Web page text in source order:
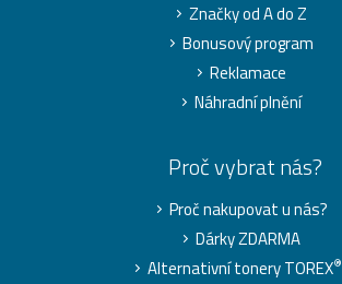
Značky od A do Z
Bonusový program
Reklamace
Náhradní plnění
Proč vybrat nás?
Proč nakupovat u nás?
Dárky ZDARMA
Alternativní tonery TOREX®